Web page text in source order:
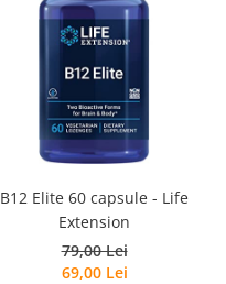
B12 Elite 60 capsule - Life
Extension
79,00 Lei
69,00 Lei